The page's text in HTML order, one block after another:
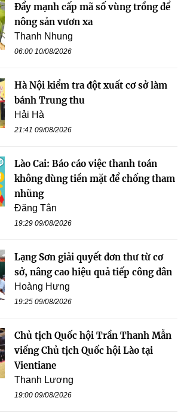
Đẩy mạnh cấp mã số vùng trồng để
nông sản vươn xa
Thanh Nhung
06:00 10/08/2026
Hà Nội kiểm tra đột xuất cơ sở làm
bánh Trung thu
Hải Hà
21:41 09/08/2026
Lào Cai: Báo cáo việc thanh toán
không dùng tiền mặt để chống tham
nhũng
Đăng Tân
19:29 09/08/2026
Lạng Sơn giải quyết đơn thư từ cơ
sở, nâng cao hiệu quả tiếp công dân
Hoàng Hưng
19:25 09/08/2026
Chủ tịch Quốc hội Trần Thanh Mẫn
viếng Chủ tịch Quốc hội Lào tại
Vientiane
Thanh Lương
19:00 09/08/2026